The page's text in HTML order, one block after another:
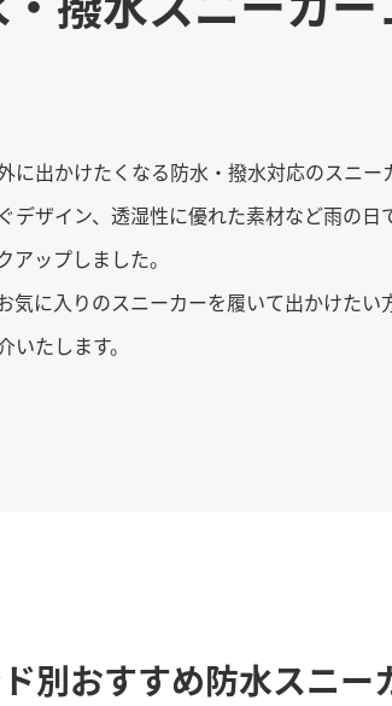
に出かけたくなる防水・撥水対応のスニー
デザイン、透湿性に優れた素材など雨の日
ップしました。
気に入りのスニーカーを履いて出かけたい
たします。
別おすすめ防水スニー